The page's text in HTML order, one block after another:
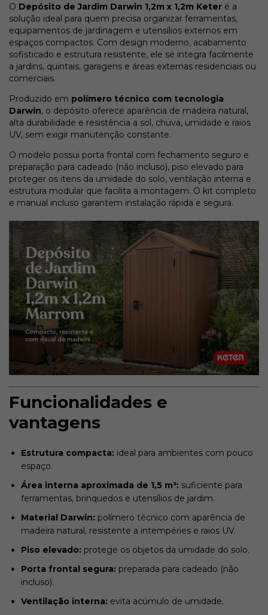
O Depósito de Jardim Darwin 1,2m x 1,2m Keter é a
solução ideal para quem precisa organizar ferramentas,
equipamentos de jardinagem e utensílios externos em
espaços compactos. Com design moderno, acabamento
sofisticado e estrutura resistente, ele se integra facilmente
a jardins, quintais, garagens e áreas externas residenciais ou
comerciais.
Produzido em polímero técnico com tecnologia
Darwin, o depósito oferece aparência de madeira natural,
alta durabilidade e resistência a sol, chuva, umidade e raios
UV, sem exigir manutenção constante.
O modelo possui porta frontal com fechamento seguro e
preparação para cadeado (não incluso), piso elevado para
proteger os itens da umidade do solo, ventilação interna e
estrutura modular que facilita a montagem. O kit completo
e manual incluso garantem instalação rápida e segura.
Funcionalidades e
vantagens
Estrutura compacta: ideal para ambientes com pouco
espaço.
Área interna aproximada de 1,5 m²: suficiente para
ferramentas, brinquedos e utensílios de jardim.
Material Darwin: polímero técnico com aparência de
madeira natural, resistente a intempéries e raios UV.
Piso elevado: protege os objetos da umidade do solo.
Porta frontal segura: preparada para cadeado (não
incluso).
Ventilação interna: evita acúmulo de umidade.